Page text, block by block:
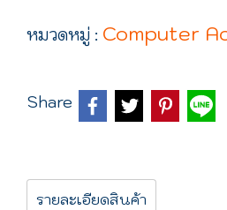
หมวดหมู่ : Computer
Share
รายละเอียดสินค้า